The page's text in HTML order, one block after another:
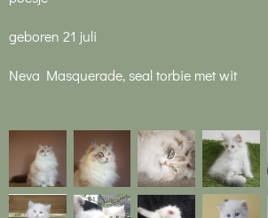
geboren 21 juli
Neva Masquerade, seal torbie met wit